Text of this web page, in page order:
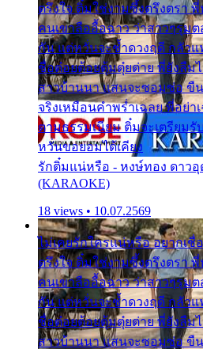
ตรึงใจ ติ๋มใช่งามซึ้งตรึงตรา
คนเขาลืออื้อฉาว ว่าสาวๆรุม
กัน แต่หวั่นจะช้ำดวงฤดี กลัว
ชื่อต๋อยต้อยตุ้มตุ๋ยต่าย พี่ยังลืมไ
สาวบ้านนา แสนจะซอมซ่อ ขื
จริงเหมือนคำพร่ำเฉลย พี่อย่
ตามธรรมเนียม ติ๋มจะเตรียมรั
หวั่นขอยอมได้เคียง
รักติ๋มแน่หรือ - หงษ์ทอง ดาว
(KARAOKE)
18 views • 10.07.2569
ไม่เคยรักใครแน่หรือ อยากเ
ตรึงใจ ติ๋มใช่งามซึ้งตรึงตรา
คนเขาลืออื้อฉาว ว่าสาวๆรุม
กัน แต่หวั่นจะช้ำดวงฤดี กลัว
ชื่อต๋อยต้อยตุ้มตุ๋ยต่าย พี่ยังลืมไ
สาวบ้านนา แสนจะซอมซ่อ ขื